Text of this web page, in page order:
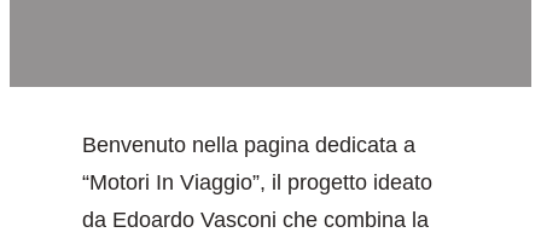
Benvenuto nella pagina dedicata a
“Motori In Viaggio”, il progetto ideato
da Edoardo Vasconi che combina la